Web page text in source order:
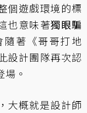
個遊戲環境的標
也意味著獨眼騙
隨著《哥哥打地
設計團隊再次認
。
大概就是設計師